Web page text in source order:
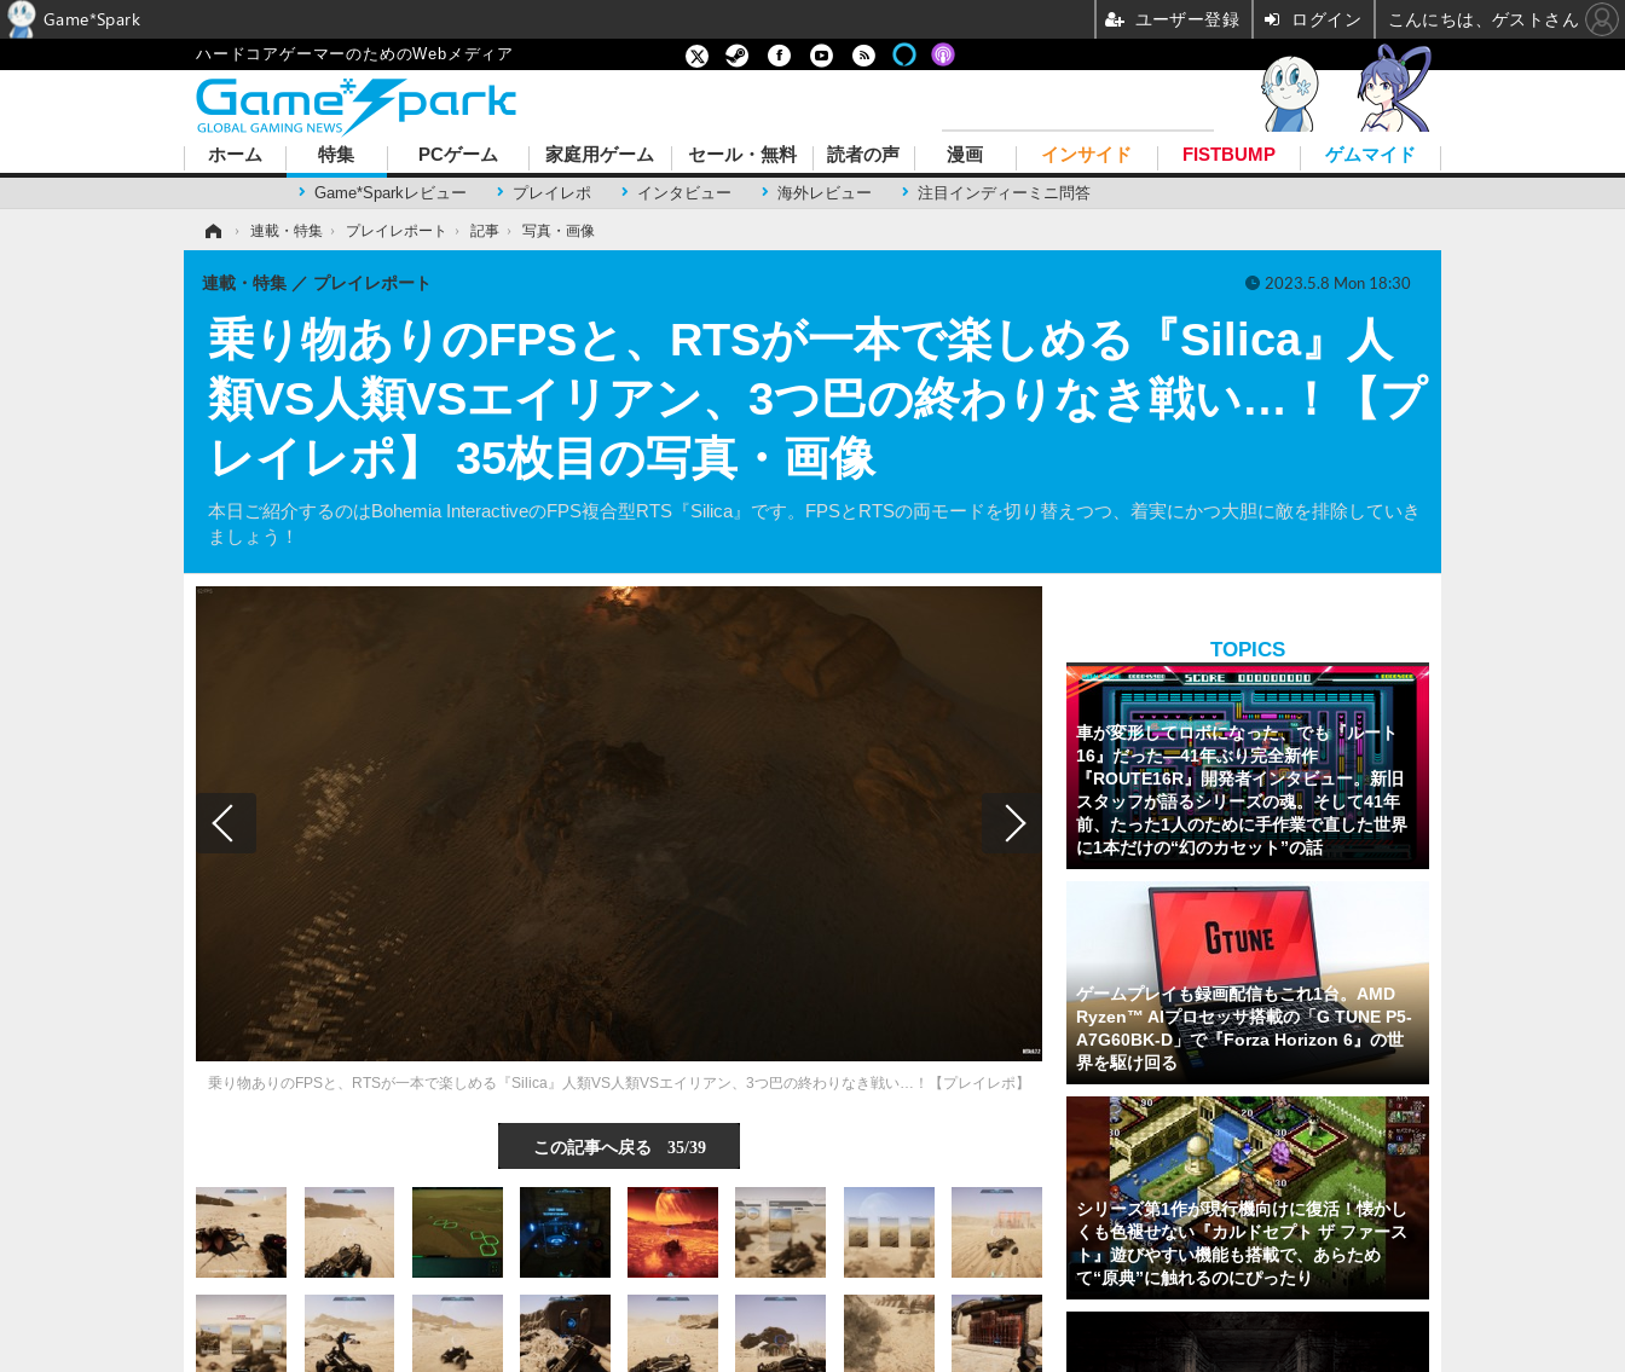
ハードコアゲーマーのためのWebメディア
ホーム 特集
Game*Sparkレビュー プレイレポ インタビュー 海外レビュー 注目インディーミニ問答
PCゲーム 家庭用ゲーム セール・無料 読者の声 漫画 インサイド FISTBUMP ゲムマイド
› 連載・特集 › プレイレポート › 記事 › 写真・画像
乗り物ありのFPSと、RTSが一本で楽しめる『Silica』人
類VS人類VSエイリアン、3つ巴の終わりなき戦い…！【プ
レイレポ】 35枚目の写真・画像
本日ご紹介するのはBohemia InteractiveのFPS複合型RTS『Silica』です。FPSとRTSの両モードを切り替えつつ、着実にかつ大胆に敵を排除していき
ましょう！
連載・特集 プレイレポート 2023.5.8 Mon 18:30
乗り物ありのFPSと、RTSが一本で楽しめる『Silica』人類VS人類VSエイリアン、3つ巴の終わりなき戦い…！【プレイレポ】
この記事へ戻る 35/39
TOPICS
車が変形してロボになった、でも『ルート
16』だった―41年ぶり完全新作
『ROUTE16R』開発者インタビュー。新旧
スタッフが語るシリーズの魂。そして41年
前、たった1人のために手作業で直した世界
に1本だけの“幻のカセット”の話
ゲームプレイも録画配信もこれ1台。AMD
Ryzen™ AIプロセッサ搭載の「G TUNE P5-
A7G60BK-D」で『Forza Horizon 6』の世
界を駆け回る
シリーズ第1作が現行機向けに復活！懐かし
くも色褪せない『カルドセプト ザ ファース
ト』遊びやすい機能も搭載で、あらため
て“原典”に触れるのにぴったり
Game*Spark ユーザー登録 ログイン こんにちは、ゲストさん